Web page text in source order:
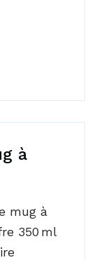
à
mug à
350 ml